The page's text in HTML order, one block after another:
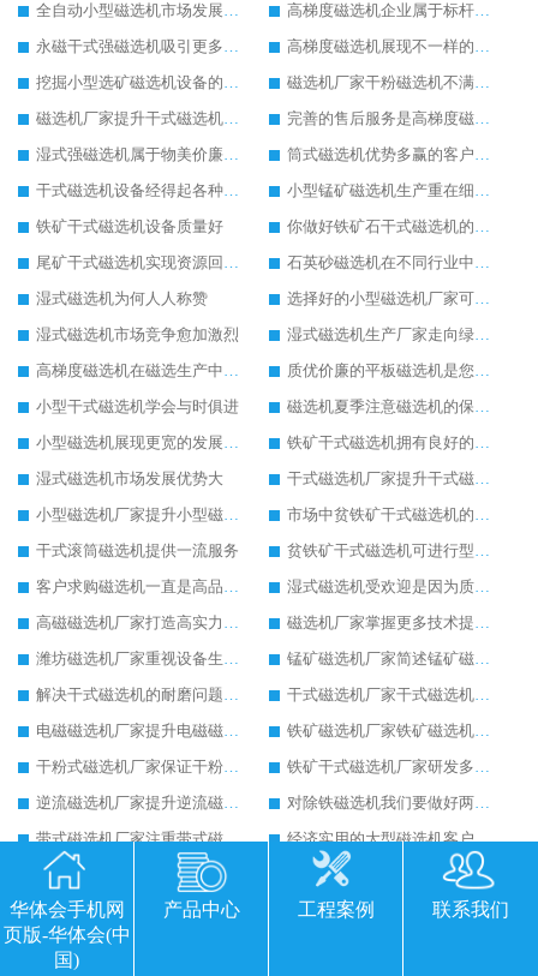
全自动小型磁选机市场发展火爆
高梯度磁选机企业属于标杆性高质量企业
永磁干式强磁选机吸引更多客户关注
高梯度磁选机展现不一样的发展角度
挖掘小型选矿磁选机设备的潜力优势
磁选机厂家干粉磁选机不满当前发展
磁选机厂家提升干式磁选机的服务
完善的售后服务是高梯度磁选机的开路先锋
湿式强磁选机属于物美价廉的选矿设备
筒式磁选机优势多赢的客户好口碑
干式磁选机设备经得起各种比较
小型锰矿磁选机生产重在细节上
铁矿干式磁选机设备质量好
你做好铁矿石干式磁选机的维护保养了吗
尾矿干式磁选机实现资源回收再利用
石英砂磁选机在不同行业中使用普遍的原因
湿式磁选机为何人人称赞
选择好的小型磁选机厂家可降低生产成本
湿式磁选机市场竞争愈加激烈
湿式磁选机生产厂家走向绿色生产之路
高梯度磁选机在磁选生产中的重要性
质优价廉的平板磁选机是您生产的好帮手
小型干式磁选机学会与时俱进
磁选机夏季注意磁选机的保养工作
小型磁选机展现更宽的发展空间
铁矿干式磁选机拥有良好的发展前景
湿式磁选机市场发展优势大
干式磁选机厂家提升干式磁选机设备寿命
小型磁选机厂家提升小型磁选机的优良品质
市场中贫铁矿干式磁选机的售价是否合理
干式滚筒磁选机提供一流服务
贫铁矿干式磁选机可进行型号定制生产
客户求购磁选机一直是高品质的选矿设备
湿式磁选机受欢迎是因为质量好
高磁磁选机厂家打造高实力的高磁磁选机设备
磁选机厂家掌握更多技术提升磁选机工作效率
潍坊磁选机厂家重视设备生产品质
锰矿磁选机厂家简述锰矿磁选机的设备优势
解决干式磁选机的耐磨问题，延长寿命有帮助
干式磁选机厂家干式磁选机技术含量高
电磁磁选机厂家提升电磁磁选机在市场中存在的价值
铁矿磁选机厂家铁矿磁选机环保生产意义大
干粉式磁选机厂家保证干粉式磁选机的工作产量
铁矿干式磁选机厂家研发多种铁矿干式磁选机设备
逆流磁选机厂家提升逆流磁选机的尾矿回收效果
对除铁磁选机我们要做好两点保养工作
带式磁选机厂家注重带式磁选机细节生产
经济实用的大型磁选机客户反馈好
筒式磁选机厂家提高筒式磁选机的设备质量
科技技术实现永磁筒式磁选机飞跃发展
潍坊铁矿石干式磁选机设备厂家注重磁选机的质量生产
广西干式锰矿磁选机创新生产促进经济增长
华体会手机网
页版-华体会(中
国)
产品中心 工程案例 联系我们